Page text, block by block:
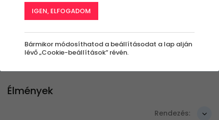
Szűrők beállítása
Élmények
Rendezés:
IGEN, ELFOGADOM
Bármikor módosíthatod a beállításodat a lap alján
lévő „Cookie-beállítások” révén.